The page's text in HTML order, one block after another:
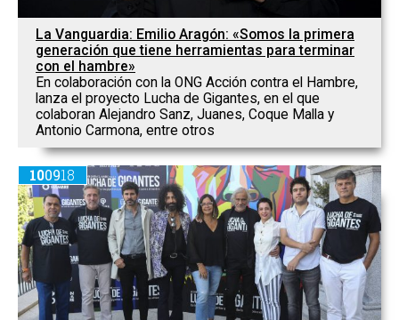
La Vanguardia: Emilio Aragón: «Somos la primera
generación que tiene herramientas para terminar
con el hambre»
En colaboración con la ONG Acción contra el Hambre,
lanza el proyecto Lucha de Gigantes, en el que
colaboran Alejandro Sanz, Juanes, Coque Malla y
Antonio Carmona, entre otros
100918